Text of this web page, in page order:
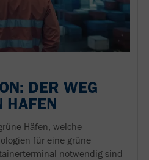
DER WEG
HAFEN
Häfen, welche
für eine grüne
notwendig sind